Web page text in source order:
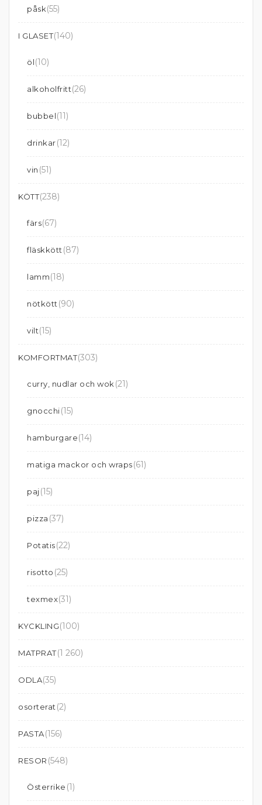
påsk(55)
I GLASET(140)
öl(10)
alkoholfritt(26)
bubbel(11)
drinkar(12)
vin (51)
KÖTT(238)
färs(67)
fläskkött (87)
lamm(18)
nötkött (90)
vilt(15)
KOMFORTMAT(303)
curry, nudlar och wok (21)
gnocchi(15)
hamburgare(14)
matiga mackor och wraps(61)
paj(15)
pizza (37)
Potatis(22)
risotto (25)
texmex(31)
KYCKLING(100)
MATPRAT(1 260)
ODLA(35)
osorterat (2)
PASTA(156)
RESOR (548)
Österrike (1)